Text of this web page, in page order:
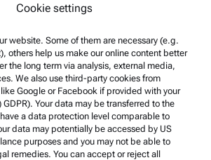
Cookie settings
website. Some of them are necessary (e.g.
others help us make our online content better
the long term via analysis, external media,
We also use third-party cookies from
Google or Facebook if provided with your
Your data may be transferred to the
a data protection level comparable to
data may potentially be accessed by US
purposes and you may not be able to
remedies. You can accept or reject all